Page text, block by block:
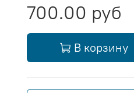
700.00 руб
В корзину